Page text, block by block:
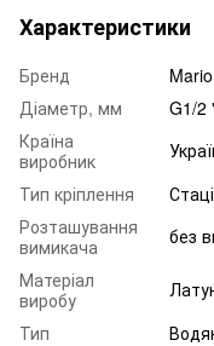
Характеристики
Бренд
Mario
Діаметр, мм
G1/2
Країна
виробник
Тип кріплення
Розташування
вимикача
без
Матеріал
виробу
Тип